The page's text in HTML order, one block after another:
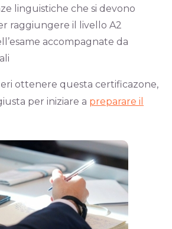
linguistiche che si devono
raggiungere il livello A2
accompagnate da
ottenere questa certificazone,
per iniziare a preparare il